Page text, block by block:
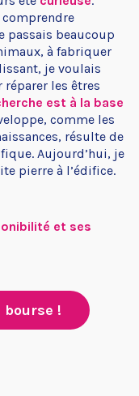
comprendre
passais beaucoup
à fabriquer
je voulais
les êtres
est à la base
comme les
résulte de
Aujourd’hui, je
pierre à l’édifice.
et ses
!